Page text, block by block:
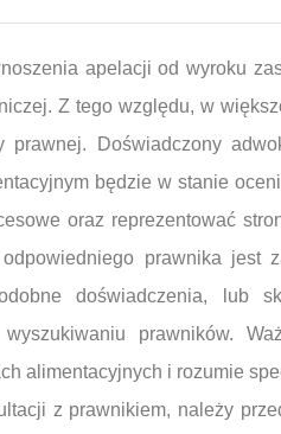
apelacji od wyroku
Z tego względu, w
prawnej. Doświadczony
będzie w stanie
oraz reprezentować
prawnika jest
doświadczenia, lub
prawników.
alimentacyjnych i rozumie
z prawnikiem, należy